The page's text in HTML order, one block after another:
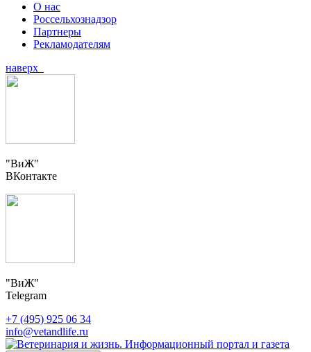
О нас
Россельхознадзор
Партнеры
Рекламодателям
наверх
"ВиЖ"
ВКонтакте
"ВиЖ"
Telegram
+7 (495) 925 06 34
info@vetandlife.ru